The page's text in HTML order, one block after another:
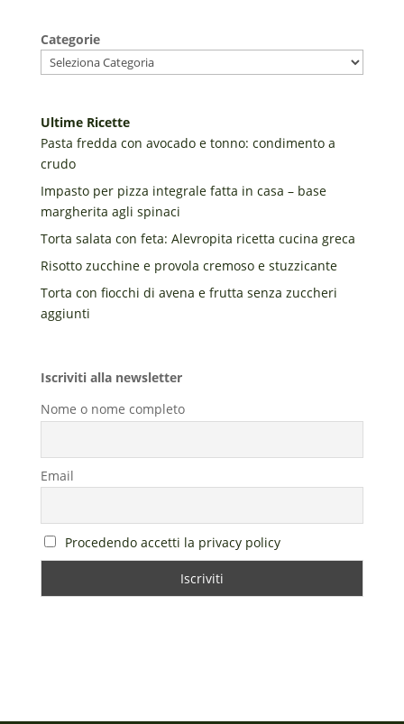
Categorie
Ultime Ricette
Pasta fredda con avocado e tonno: condimento a
crudo
Impasto per pizza integrale fatta in casa – base
margherita agli spinaci
Torta salata con feta: Alevropita ricetta cucina greca
Risotto zucchine e provola cremoso e stuzzicante
Torta con fiocchi di avena e frutta senza zuccheri
aggiunti
Iscriviti alla newsletter
Nome o nome completo
Email
Procedendo accetti la privacy policy